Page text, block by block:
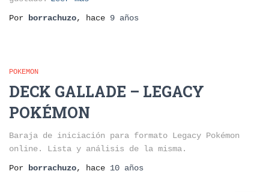
Por borrachuzo, hace 9 años
POKEMON
DECK GALLADE – LEGACY
POKÉMON
Baraja de iniciación para formato Legacy Pokémon
online. Lista y análisis de la misma.
Por borrachuzo, hace 10 años